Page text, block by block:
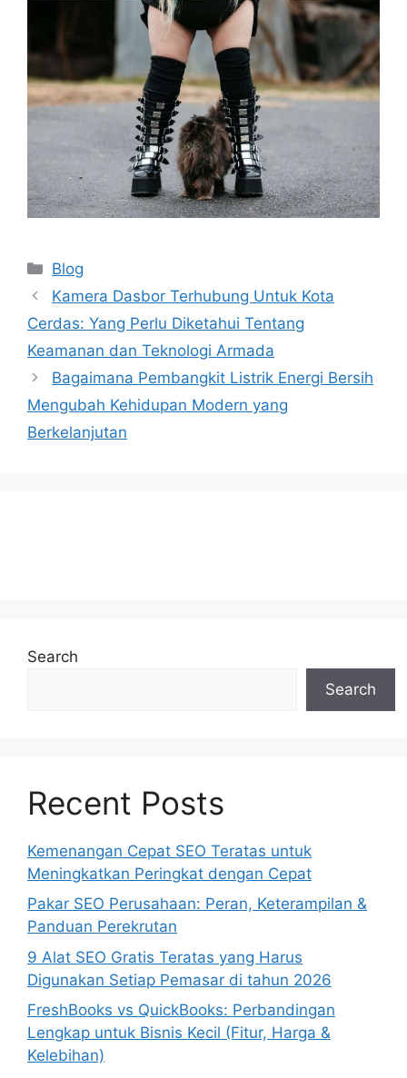
Categories
Blog
Kamera Dasbor Terhubung Untuk Kota
Cerdas: Yang Perlu Diketahui Tentang
Keamanan dan Teknologi Armada
Bagaimana Pembangkit Listrik Energi Bersih
Mengubah Kehidupan Modern yang
Berkelanjutan
Search
Search
Recent Posts
Kemenangan Cepat SEO Teratas untuk
Meningkatkan Peringkat dengan Cepat
Pakar SEO Perusahaan: Peran, Keterampilan &
Panduan Perekrutan
9 Alat SEO Gratis Teratas yang Harus
Digunakan Setiap Pemasar di tahun 2026
FreshBooks vs QuickBooks: Perbandingan
Lengkap untuk Bisnis Kecil (Fitur, Harga &
Kelebihan)